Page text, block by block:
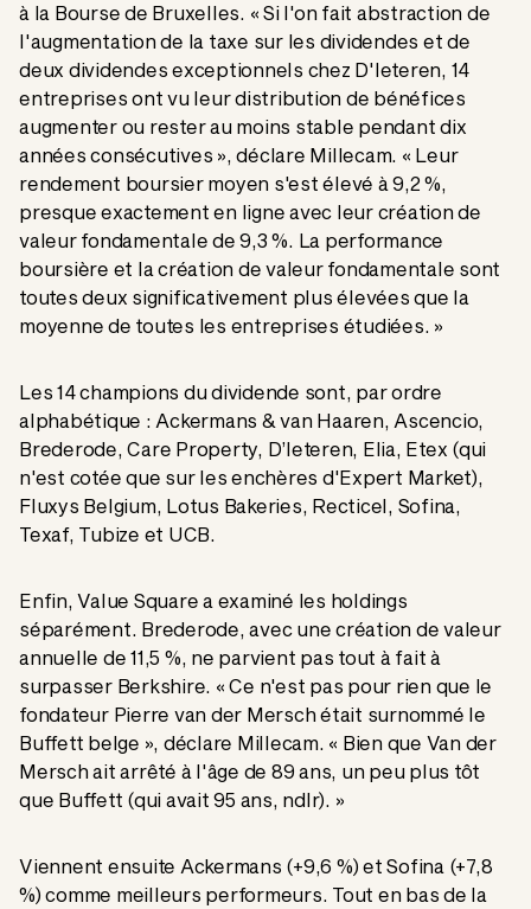
à la Bourse de Bruxelles. « Si l'on fait abstraction de
l'augmentation de la taxe sur les dividendes et de
deux dividendes exceptionnels chez D'Ieteren, 14
entreprises ont vu leur distribution de bénéfices
augmenter ou rester au moins stable pendant dix
années consécutives », déclare Millecam. « Leur
rendement boursier moyen s'est élevé à 9,2 %,
presque exactement en ligne avec leur création de
valeur fondamentale de 9,3 %. La performance
boursière et la création de valeur fondamentale sont
toutes deux significativement plus élevées que la
moyenne de toutes les entreprises étudiées. »
Les 14 champions du dividende sont, par ordre
alphabétique : Ackermans & van Haaren, Ascencio,
Brederode, Care Property, D’Ieteren, Elia, Etex (qui
n'est cotée que sur les enchères d'Expert Market),
Fluxys Belgium, Lotus Bakeries, Recticel, Sofina,
Texaf, Tubize et UCB.
Enfin, Value Square a examiné les holdings
séparément. Brederode, avec une création de valeur
annuelle de 11,5 %, ne parvient pas tout à fait à
surpasser Berkshire. « Ce n'est pas pour rien que le
fondateur Pierre van der Mersch était surnommé le
Buffett belge », déclare Millecam. « Bien que Van der
Mersch ait arrêté à l'âge de 89 ans, un peu plus tôt
que Buffett (qui avait 95 ans, ndlr). »
Viennent ensuite Ackermans (+9,6 %) et Sofina (+7,8
%) comme meilleurs performeurs. Tout en bas de la